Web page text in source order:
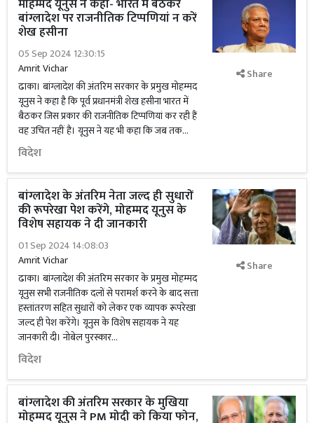
मोहम्मद यूनुस ने कहा- भारत में बैठकर
बांग्लादेश पर राजनीतिक टिप्पणियां न करें
शेख हसीना
05 Sep 2024 12:30:15
Amrit Vichar
ढाका। बांग्लादेश की अंतरिम सरकार के प्रमुख मोहम्मद
यूनुस ने कहा है कि पूर्व प्रधानमंत्री शेख हसीना भारत में
बैठकर जिस प्रकार की राजनीतिक टिप्पणियां कर रही हैं
वह उचित नहीं है। यूनुस ने यह भी कहा कि जब तक...
विदेश
Share
बांग्लादेश के अंतरिम नेता जल्द ही सुधारों
की रूपरेखा पेश करेंगे, मोहम्मद यूनुस के
विशेष सहायक ने दी जानकारी
01 Sep 2024 14:08:03
Amrit Vichar
ढाका। बांग्लादेश की अंतरिम सरकार के प्रमुख मोहम्मद
यूनुस सभी राजनीतिक दलों से परामर्श करने के बाद सत्ता
हस्तांतरण सहित सुधारों को लेकर एक व्यापक रूपरेखा
जल्द ही पेश करेंगे। यूनुस के विशेष सहायक ने यह
जानकारी दी। नोबेल पुरस्कार...
विदेश
Share
बांग्लादेश की अंतरिम सरकार के मुखिया
मोहम्मद यूनुस ने PM मोदी को किया फोन,